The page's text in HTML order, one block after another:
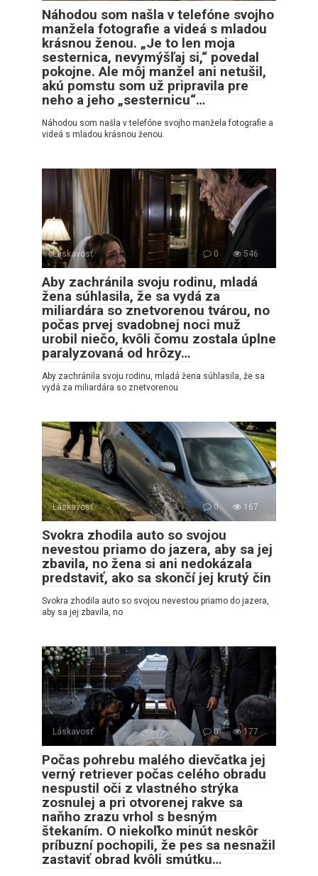
Náhodou som našla v telefóne svojho
manžela fotografie a videá s mladou
krásnou ženou. „Je to len moja
sesternica, nevymýšľaj si,“ povedal
pokojne. Ale môj manžel ani netušil,
akú pomstu som už pripravila pre
neho a jeho „sesternicu“…
Náhodou som našla v telefóne svojho manžela fotografie a
videá s mladou krásnou ženou.
Láskavosť 0 546
Aby zachránila svoju rodinu, mladá
žena súhlasila, že sa vydá za
miliardára so znetvorenou tvárou, no
počas prvej svadobnej noci muž
urobil niečo, kvôli čomu zostala úplne
paralyzovaná od hrôzy…
Aby zachránila svoju rodinu, mladá žena súhlasila, že sa
vydá za miliardára so znetvorenou
Láskavosť 0 167
Svokra zhodila auto so svojou
nevestou priamo do jazera, aby sa jej
zbavila, no žena si ani nedokázala
predstaviť, ako sa skončí jej krutý čin
Svokra zhodila auto so svojou nevestou priamo do jazera,
aby sa jej zbavila, no
Láskavosť 0 177
Počas pohrebu malého dievčatka jej
verný retriever počas celého obradu
nespustil oči z vlastného strýka
zosnulej a pri otvorenej rakve sa
naňho zrazu vrhol s besným
štekaním. O niekoľko minút neskôr
príbuzní pochopili, že pes sa nesnažil
zastaviť obrad kvôli smútku…